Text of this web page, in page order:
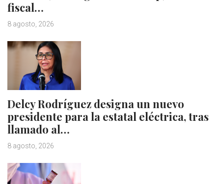
fiscal…
8 agosto, 2026
Delcy Rodríguez designa un nuevo
presidente para la estatal eléctrica, tras
llamado al…
8 agosto, 2026